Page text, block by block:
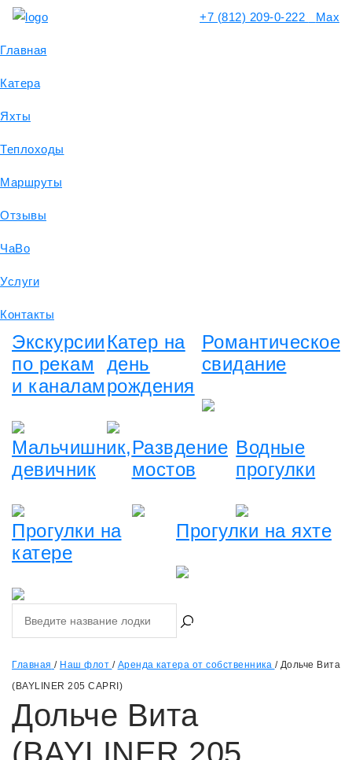
+7 (812) 209-0-222 Max
Главная
Катера
Яхты
Теплоходы
Маршруты
Отзывы
ЧаВо
Услуги
Контакты
Экскурсии
по рекам
и каналам
Катер на
день
рождения
Романтическое
свидание
Мальчишник,
девичник
Развдение
мостов
Водные
прогулки
Прогулки на
катере
Прогулки на яхте
Главная / Наш флот / Аренда катера от собственника / Дольче Вита
(BAYLINER 205 CAPRI)
Дольче Вита
(BAYLINER 205